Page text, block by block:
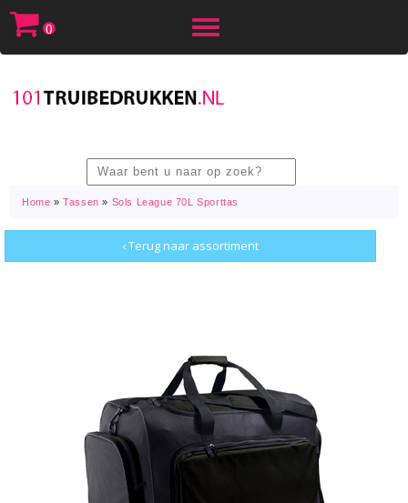
Toggle
0
Home »Tassen » Sols League 70L Sporttas
‹ Terug naar assortiment